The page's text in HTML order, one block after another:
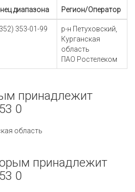
диапазона Регион/Оператор
353-01-99
р-н Петуховский,
Курганская
область
ПАО Ростелеком
принадлежит
0
область
принадлежит
0